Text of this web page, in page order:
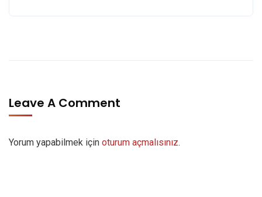
Leave A Comment
Yorum yapabilmek için oturum açmalısınız.